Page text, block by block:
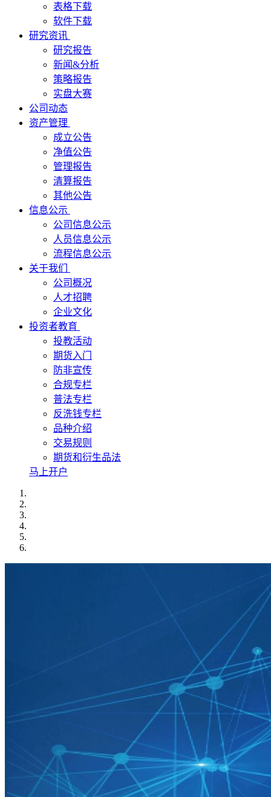
表格下载
软件下载
研究资讯
研究报告
新闻&分析
策略报告
实盘大赛
公司动态
资产管理
成立公告
净值公告
管理报告
清算报告
其他公告
信息公示
公司信息公示
人员信息公示
流程信息公示
关于我们
公司概况
人才招聘
企业文化
投资者教育
投教活动
期货入门
防非宣传
合规专栏
普法专栏
反洗钱专栏
品种介绍
交易规则
期货和衍生品法
马上开户